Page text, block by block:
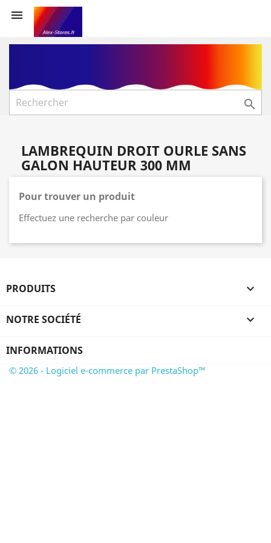


LAMBREQUIN DROIT OURLE SANS
GALON HAUTEUR 300 MM
Pour trouver un produit
Effectuez une recherche par couleur
PRODUITS 
NOTRE SOCIÉTÉ 
INFORMATIONS
© 2026 - Logiciel e-commerce par PrestaShop™